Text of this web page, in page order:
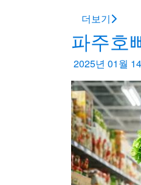
더보기
파주호
2025년 01월